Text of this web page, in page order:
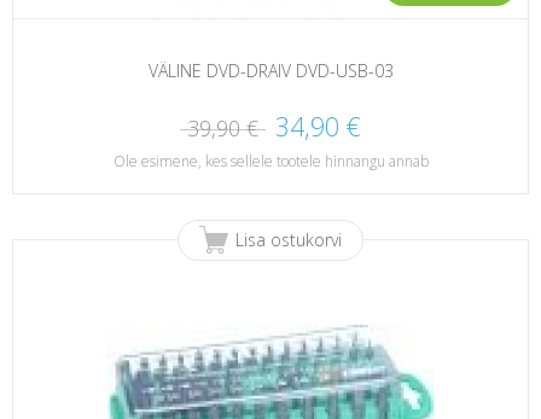
VÄLINE DVD-DRAIV DVD-USB-03
39,90 € 34,90 €
Ole esimene, kes sellele tootele hinnangu annab
Lisa ostukorvi